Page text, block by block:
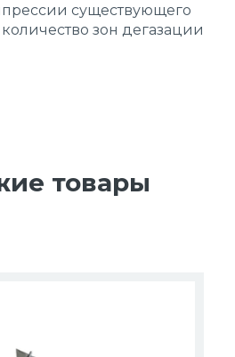
существующего
зон дегазации
товары